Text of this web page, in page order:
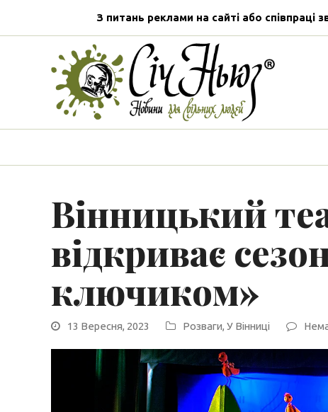
З питань реклами на сайті або співпраці
Вінницький
відкриває
ключиком»
13 Вересня, 2023 Розваги, У Вінниці